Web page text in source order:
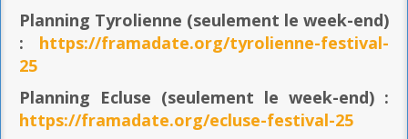
Planning Tyrolienne (seulement le week-end)
: https://framadate.org/tyrolienne-festival-
25
Planning Ecluse (seulement le week-end) :
https://framadate.org/ecluse-festival-25